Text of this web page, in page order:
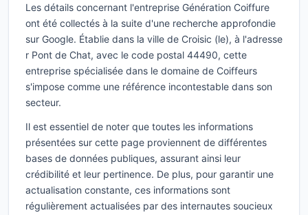
Les détails concernant l'entreprise Génération Coiffure
ont été collectés à la suite d'une recherche approfondie
sur Google. Établie dans la ville de Croisic (le), à l'adresse
r Pont de Chat, avec le code postal 44490, cette
entreprise spécialisée dans le domaine de Coiffeurs
s'impose comme une référence incontestable dans son
secteur.
Il est essentiel de noter que toutes les informations
présentées sur cette page proviennent de différentes
bases de données publiques, assurant ainsi leur
crédibilité et leur pertinence. De plus, pour garantir une
actualisation constante, ces informations sont
régulièrement actualisées par des internautes soucieux